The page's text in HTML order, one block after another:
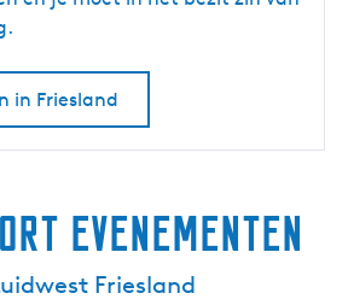
.
in Friesland
evenementen
Friesland